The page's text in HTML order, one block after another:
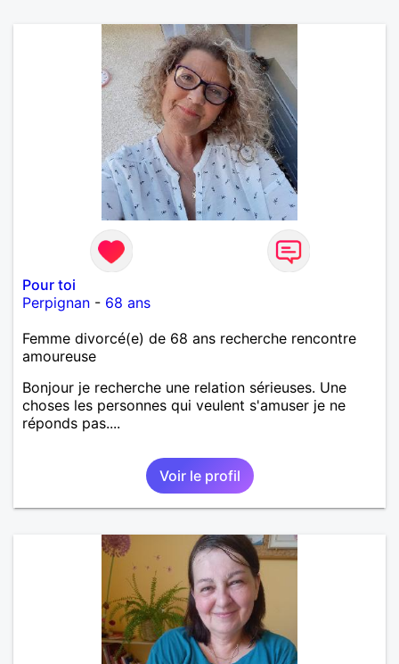
Pour toi
Perpignan - 68 ans
Femme divorcé(e) de 68 ans recherche rencontre
amoureuse
Bonjour je recherche une relation sérieuses. Une
choses les personnes qui veulent s'amuser je ne
réponds pas....
Voir le profil